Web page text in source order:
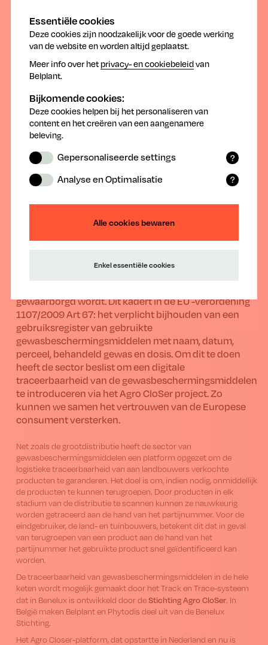
Traceren van producten voor
gewasbescherming
Door de COVID periode, verstoring van de supply
chain en oorlog in Ukraïne is het duidelijk dat de
voedselproductie van cruciaal belang is voor de
Europese land- en tuinbouw. Naast de kwantiteit van
het voedsel is de kwaliteit in Europa cruciaal. Zowel in
gewasbeschermingsmiddelen een essentiële rol.
gebruik van gewasbeschermingsmiddelen. Beide
gewaarborgd wordt. Dit kadert in de EU -verordening
1107/2009 Art 67: het verplicht bijhouden van een
gebruiksregister van gebruikte
gewasbeschermingsmiddelen met naam, datum,
perceel, behandeld gewas en dosis. Om dit te doen
heeft de sector beslist om een digitale
traceerbaarheid van de gewasbeschermingsmiddelen
te introduceren via het Agro CloSer project. Zo
kunnen we samen het vertrouwen van de Europese
consument versterken.
Net zoals de grootdistributie heeft de sector van
gewasbeschermingsmiddelen een platform opgezet om de
logistieke traceerbaarheid van aan landbouwers verkochte
producten te garanderen. Het doel is om, indien nodig, onmiddellijk
de producten te kunnen terugroepen. Door producten in elk
stadium van de distributie te scannen kunnen ze nauwkeurig
worden getraceerd aan de hand van het partijnummer. Voor de
eindgebruiker, de land- en tuinbouwers, betekent dit dat in geval
van terugroepen van een product aan de hand van het
partijnummer het gebruikte product snel geïdentificeerd kan
worden.
De traceerbaarheid van gewasbeschermingsmiddelen in de hele
keten wordt mogelijk gemaakt door het Track en Trace-systeem
dat in Benelux is ontwikkeld door deStichting Agro CloSer. In
België maken Belplant en Phytodis deel uit van de Benelux
Stichting.
Het Agro Closer-platform, dat opstartte in Nederland en nu is
Essentiële cookies
Deze cookies zijn noodzakelijk voor de goede werking
van de website en worden altijd geplaatst.
Meer info over het privacy- en cookiebeleidvan
Belplant.
Bijkomende cookies:
Deze cookies helpen bij het personaliseren van
content en het creëren van een aangenamere
beleving.
?
Gepersonaliseerde settings
geselecteerde en ingevoerde
?
Analyse en Optimalisatie
(anonieme) data waarmee de website
Enkel essentiële cookies
Alle cookies bewaren